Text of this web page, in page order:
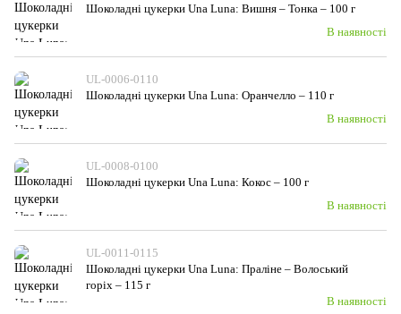
Шоколадні цукерки Una Luna: Вишня – Тонка – 100 г
В наявності
UL-0006-0110
Шоколадні цукерки Una Luna: Оранчелло – 110 г
В наявності
UL-0008-0100
Шоколадні цукерки Una Luna: Кокос – 100 г
В наявності
UL-0011-0115
Шоколадні цукерки Una Luna: Праліне – Волоський
горіх – 115 г
В наявності